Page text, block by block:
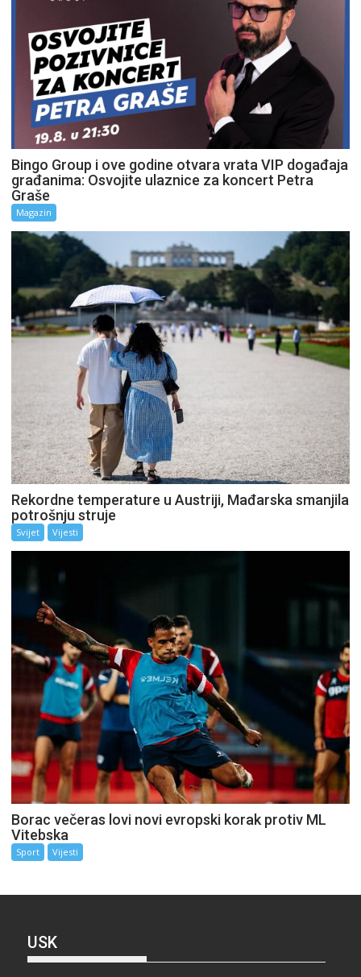
Bingo Group i ove godine otvara vrata VIP događaja
građanima: Osvojite ulaznice za koncert Petra
Graše
Magazin
Rekordne temperature u Austriji, Mađarska smanjila
potrošnju struje
Svijet Vijesti
Borac večeras lovi novi evropski korak protiv ML
Vitebska
Sport Vijesti
USK